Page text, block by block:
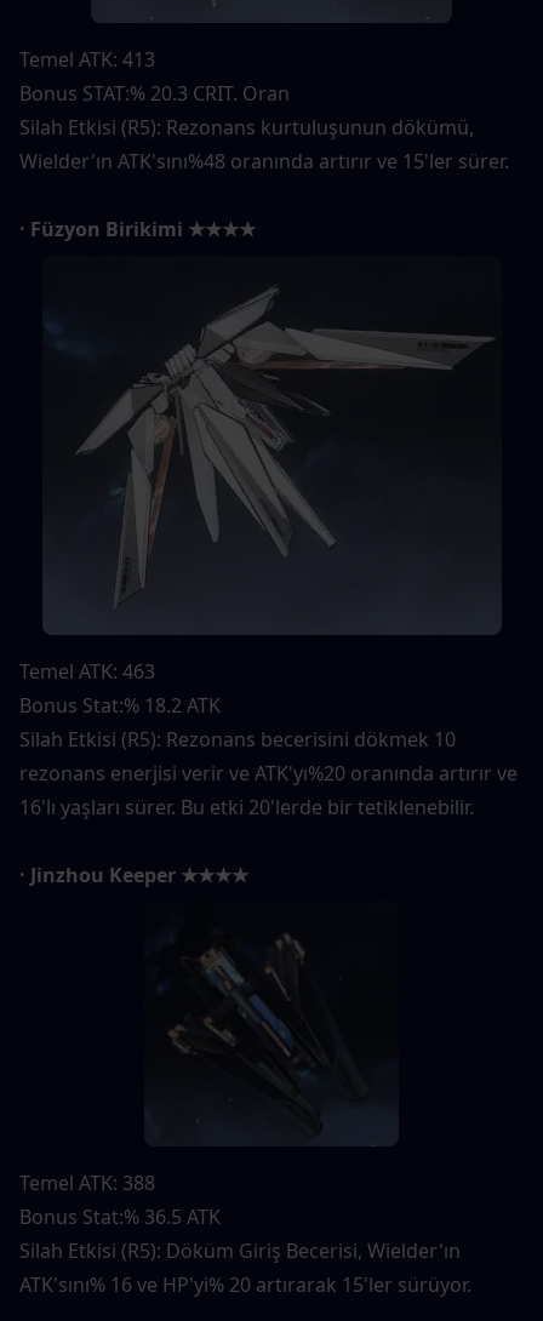
Temel ATK: 413
Bonus STAT:% 20.3 CRIT. Oran
Silah Etkisi (R5): Rezonans kurtuluşunun dökümü,
Wielder'ın ATK'sını%48 oranında artırır ve 15'ler sürer.
· Füzyon Birikimi ★★★★
Temel ATK: 463
Bonus Stat:% 18.2 ATK
Silah Etkisi (R5): Rezonans becerisini dökmek 10
rezonans enerjisi verir ve ATK'yı%20 oranında artırır ve
16'lı yaşları sürer. Bu etki 20'lerde bir tetiklenebilir.
· Jinzhou Keeper ★★★★
Temel ATK: 388
Bonus Stat:% 36.5 ATK
Silah Etkisi (R5): Döküm Giriş Becerisi, Wielder'ın
ATK'sını% 16 ve HP'yi% 20 artırarak 15'ler sürüyor.